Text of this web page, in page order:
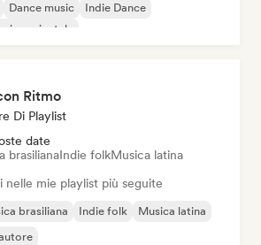
Dance music
Indie Dance
orientale
Ritmo
Di Playlist
date
brasilianaIndie folkMusica latina
nelle mie playlist più seguite
brasiliana Indie folk
Musica latina